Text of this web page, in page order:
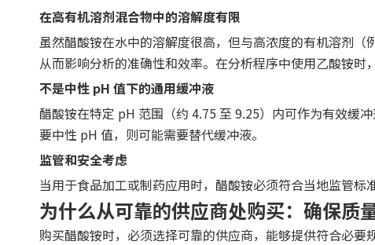
在高有机溶剂混合物中的溶解度有限
虽然醋酸铵在水中的溶解度很高，但与高浓度的有机溶剂（
从而影响分析的准确性和效率。在分析程序中使用乙酸铵时
不是中性 pH 值下的通用缓冲液
醋酸铵在特定 pH 范围（约 4.75 至 9.25）内可作为有效缓
要中性 pH 值，则可能需要替代缓冲液。
监管和安全考虑
当用于食品加工或制药应用时，醋酸铵必须符合当地监管标
为什么从可靠的供应商处购买：确保质
购买醋酸铵时，必须选择可靠的供应商，能够提供符合必